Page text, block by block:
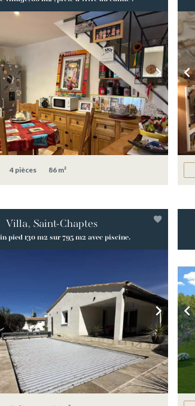
4 pièces 86 m²
Villa, Saint-Chaptes
pied 130 m2 sur 795 m2 avec piscine.